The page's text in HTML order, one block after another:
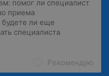
Рекомендую